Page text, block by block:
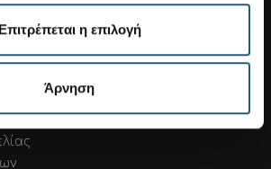
Επιτρέπεται η επιλογή
Άρνηση